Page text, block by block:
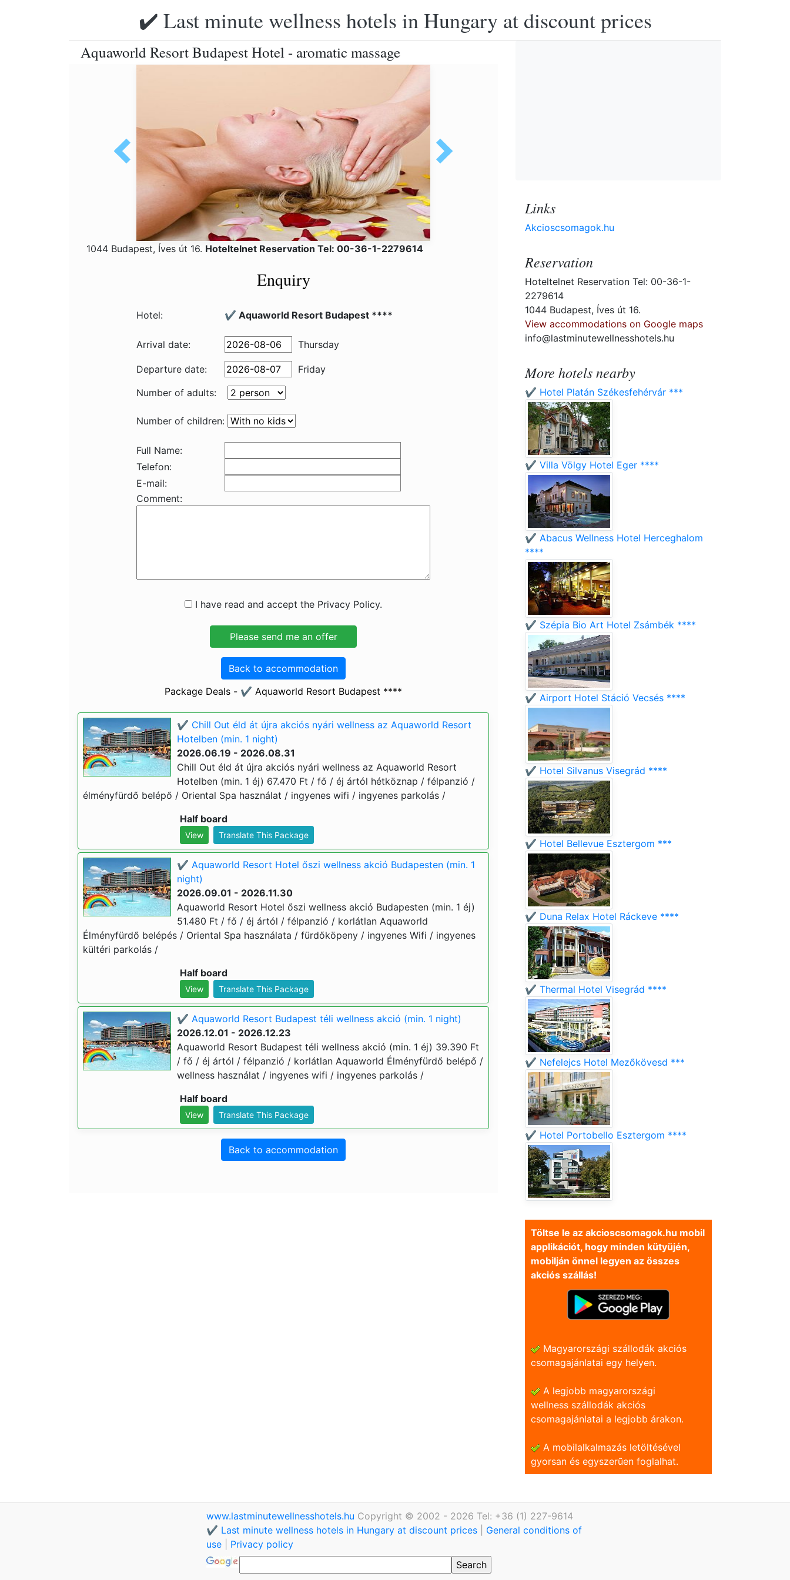
✔️ Last minute wellness hotels in Hungary at discount prices
Aquaworld Resort Budapest Hotel - aromatic massage
1044 Budapest, Íves út 16. Hoteltelnet Reservation Tel: 00-36-1-2279614
Enquiry
Hotel: ✔️ Aquaworld Resort Budapest ****
Arrival date: Thursday
Departure date:
Friday
Number of adults:
Number of children:
Full Name:
Telefon:
E-mail:
Comment:
I have read and accept the Privacy Policy.
Back to accommodation
Package Deals - ✔️ Aquaworld Resort Budapest ****
✔️ Chill Out éld át újra akciós nyári wellness az Aquaworld Resort
Hotelben (min. 1 night)
2026.06.19 - 2026.08.31
Chill Out éld át újra akciós nyári wellness az Aquaworld Resort
Hotelben (min. 1 éj) 67.470 Ft / fő / éj ártól hétköznap / félpanzió /
élményfürdő belépő / Oriental Spa használat / ingyenes wifi / ingyenes parkolás /
Half board
View Translate This Package
✔️ Aquaworld Resort Hotel őszi wellness akció Budapesten (min. 1
night)
2026.09.01 - 2026.11.30
Aquaworld Resort Hotel őszi wellness akció Budapesten (min. 1 éj)
51.480 Ft / fő / éj ártól / félpanzió / korlátlan Aquaworld
Élményfürdő belépés / Oriental Spa használata / fürdőköpeny / ingyenes Wifi / ingyenes
kültéri parkolás /
Half board
View Translate This Package
✔️ Aquaworld Resort Budapest téli wellness akció (min. 1 night)
2026.12.01 - 2026.12.23
Aquaworld Resort Budapest téli wellness akció (min. 1 éj) 39.390 Ft
/ fő / éj ártól / félpanzió / korlátlan Aquaworld Élményfürdő belépő /
wellness használat / ingyenes wifi / ingyenes parkolás /
Half board
View Translate This Package
Back to accommodation
Links
Akcioscsomagok.hu
Reservation
Hoteltelnet Reservation Tel: 00-36-1-
2279614
1044 Budapest, Íves út 16.
View accommodations on Google maps
info@lastminutewellnesshotels.hu
More hotels nearby
✔️ Hotel Platán Székesfehérvár ***
✔️ Villa Völgy Hotel Eger ****
✔️ Abacus Wellness Hotel Herceghalom
****
✔️ Szépia Bio Art Hotel Zsámbék ****
✔️ Airport Hotel Stáció Vecsés ****
✔️ Hotel Silvanus Visegrád ****
✔️ Hotel Bellevue Esztergom ***
✔️ Duna Relax Hotel Ráckeve ****
✔️ Thermal Hotel Visegrád ****
✔️ Nefelejcs Hotel Mezőkövesd ***
✔️ Hotel Portobello Esztergom ****
Töltse le az akcioscsomagok.hu mobil
applikációt, hogy minden kütyüjén,
mobilján önnel legyen az összes
akciós szállás!
Magyarországi szállodák akciós
csomagajánlatai egy helyen.
A legjobb magyarországi
wellness szállodák akciós
csomagajánlatai a legjobb árakon.
A mobilalkalmazás letöltésével
gyorsan és egyszerũen foglalhat.
www.lastminutewellnesshotels.hu Copyright © 2002 - 2026 Tel: +36 (1) 227-9614
✔️ Last minute wellness hotels in Hungary at discount prices
General conditions of
use
Privacy policy